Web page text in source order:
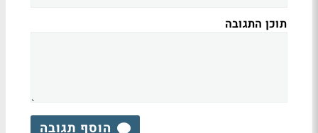
תוכן התגובה
הוסף תגובה